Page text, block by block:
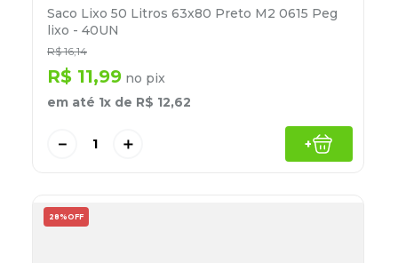
Saco Lixo 50 Litros 63x80 Preto M2 0615 Peg
lixo - 40UN
R$ 16,14
R$ 11,99 no pix
em até 1x de R$ 12,62
＋
－ +
28% OFF